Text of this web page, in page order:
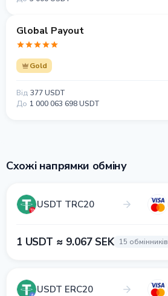
Global Payout
Gold
Від 377 USDT
До 1 000 063 698 USDT
Схожі напрямки обміну
USDT TRC20
1 USDT ≈ 9.067 SEK 15 обмінників
USDT ERC20